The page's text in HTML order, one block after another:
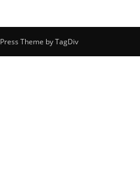
Theme by TagDiv